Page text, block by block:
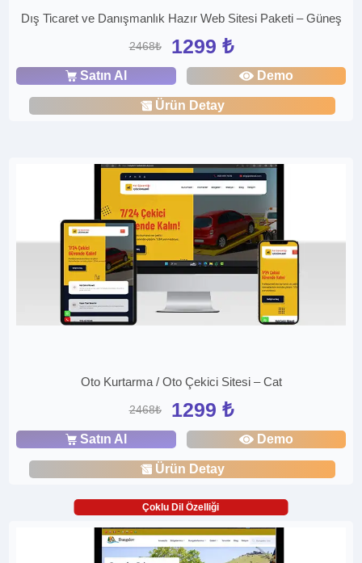
Dış Ticaret ve Danışmanlık Hazır Web Sitesi Paketi – Güneş
2468₺ 1299 ₺
Satın Al Demo
Ürün Detay
Oto Kurtarma / Oto Çekici Sitesi – Cat
2468₺ 1299 ₺
Satın Al Demo
Ürün Detay
Çoklu Dil Özelliği